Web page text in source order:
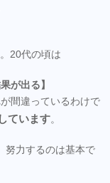
20代の頃は
が出る】
間違っているわけで
ています。
努力するのは基本で